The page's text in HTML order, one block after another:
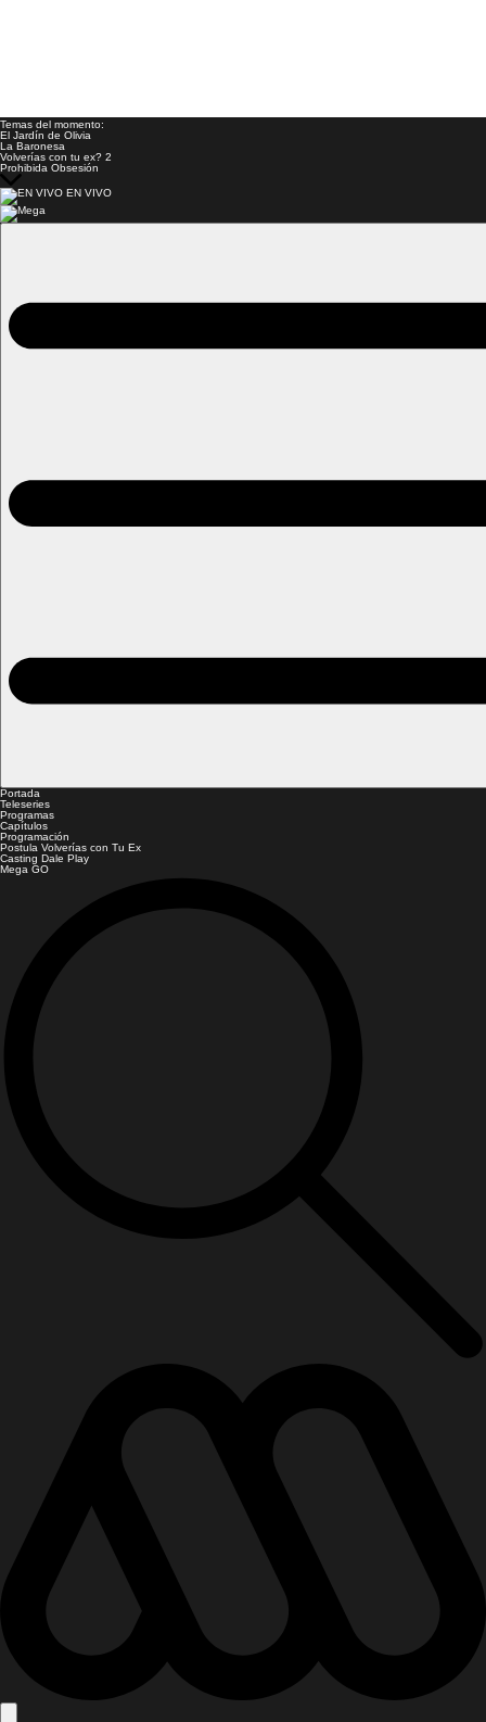
Temas del momento:
El Jardín de Olivia
La Baronesa
Volverías con tu ex? 2
Prohibida Obsesión
EN VIVO
Portada
Teleseries
Programas
Capítulos
Programación
Postula Volverías con Tu Ex
Casting Dale Play
Mega GO